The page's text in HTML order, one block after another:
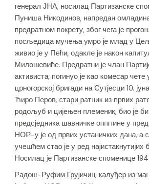
генерал ЈНА, носилац Партизанске
Пуниша Никодинов, напредан
предратном покрету, због чега је
посљедица мучења умро је млад у
живио је у Пећи, одакле је након
Милошевиће. Предратни је члан
активиста; погинуо је као комесар чете
црногорској бригади на Сутјесци 10.
Ћиро Перов, стари ратник из првих
родољуб и цијењен племеник, био је
предсједника шавничке оппггине у
НОР-у је од првих устаничких дана, а
учешћем стао је у ред
Носилац је Партизанске споменице
Радош-Руфим Грујичин, калуђер из